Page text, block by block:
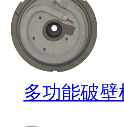
多功能破